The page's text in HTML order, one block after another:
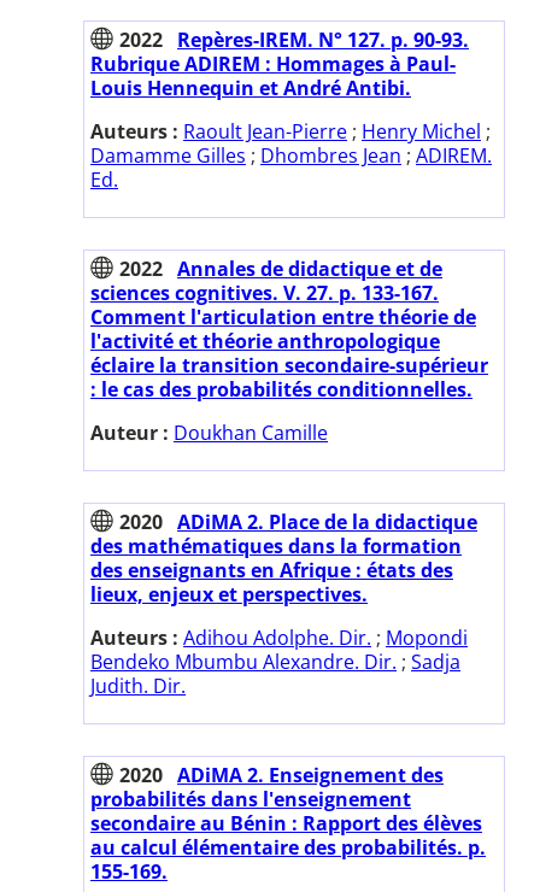
2022 Repères-IREM. N° 127. p. 90-93.
Rubrique ADIREM : Hommages à Paul-
Louis Hennequin et André Antibi.
Auteurs : Raoult Jean-Pierre ; Henry Michel ;
Damamme Gilles ; Dhombres Jean ; ADIREM.
Ed.
2022 Annales de didactique et de
sciences cognitives. V. 27. p. 133-167.
Comment l'articulation entre théorie de
l'activité et théorie anthropologique
éclaire la transition secondaire-supérieur
: le cas des probabilités conditionnelles.
Auteur : Doukhan Camille
2020 ADiMA 2. Place de la didactique
des mathématiques dans la formation
des enseignants en Afrique : états des
lieux, enjeux et perspectives.
Auteurs : Adihou Adolphe. Dir. ; Mopondi
Bendeko Mbumbu Alexandre. Dir. ; Sadja
Judith. Dir.
2020 ADiMA 2. Enseignement des
probabilités dans l'enseignement
secondaire au Bénin : Rapport des élèves
au calcul élémentaire des probabilités. p.
155-169.